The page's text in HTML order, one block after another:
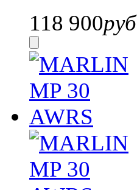
118 900руб